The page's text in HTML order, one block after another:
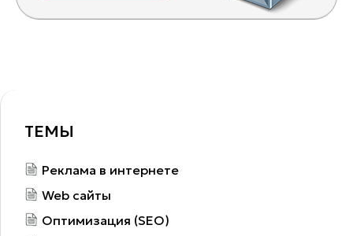
ТЕМЫ
Реклама в интернете
Web сайты
Оптимизация (SEO)